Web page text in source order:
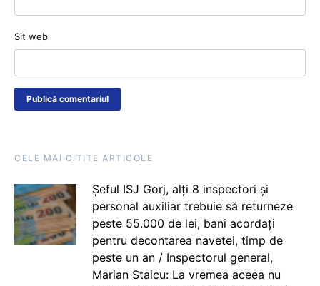
Sit web
CELE MAI CITITE ARTICOLE
Șeful ISJ Gorj, alți 8 inspectori și
personal auxiliar trebuie să returneze
peste 55.000 de lei, bani acordați
pentru decontarea navetei, timp de
peste un an / Inspectorul general,
Marian Staicu: La vremea aceea nu